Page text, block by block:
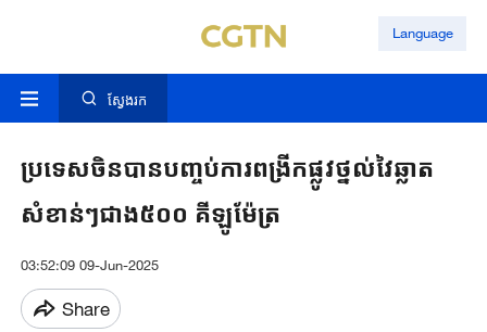
Language
ស្វែងរក
ប្រទេសចិនបានបញ្ចប់ការពង្រីកផ្លូវថ្នល់វៃឆ្លាត
សំខាន់ៗជាង៥០០ គីឡូម៉ែត្រ
03:52:09 09-Jun-2025
Share